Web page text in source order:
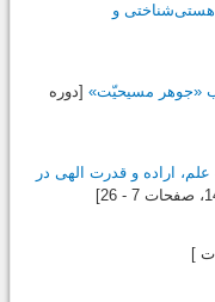
هستی‌شناختی و
«جوهر مسیحیّت» [دوره
اراده و قدرت الهی در
، صفحات 7 - 26]
]